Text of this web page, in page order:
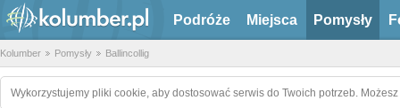
Podróże Miejsca Pomysły
Kolumber Pomysły Ballincollig
Wykorzystujemy pliki cookie, aby dostosować serwis do Twoich potrzeb.